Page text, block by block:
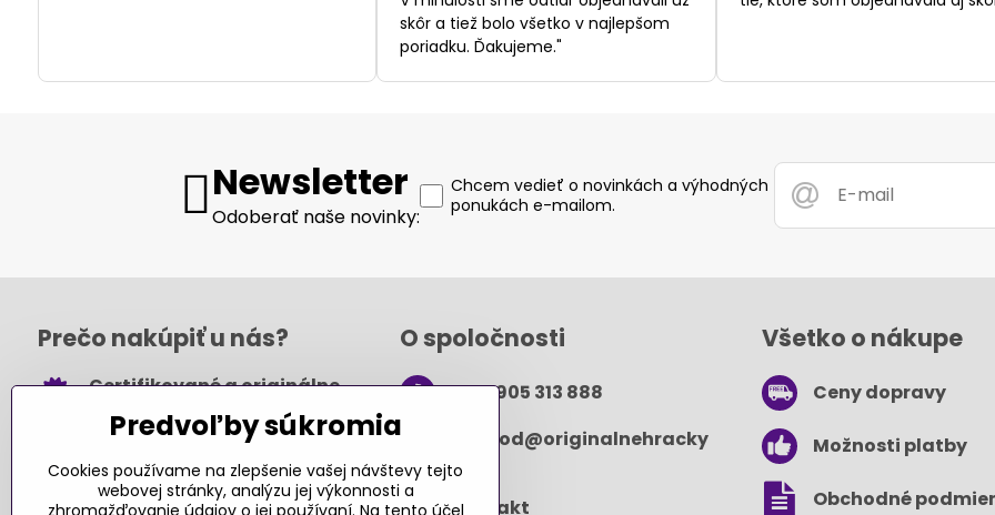
skôr a tiež bolo všetko v najlepšom
poriadku. Ďakujeme."
Newsletter
Odoberať naše novinky:
Chcem vedieť o novinkách a výhodných
ponukách e-mailom.
Prečo nakúpiť u nás?
Certifikované a originálne
Takmer 100% spokojných
zákazníkov
O spoločnosti
+421 905 313 888
obchod​@originalnehracky​
.sk
Kontakt
Všetko o nákupe
Ceny dopravy
Možnosti platby
Obchodné
Predvoľby súkromia
Cookies používame na zlepšenie vašej návštevy tejto
webovej stránky, analýzu jej výkonnosti a
zhromažďovanie údajov o jej používaní. Na tento účel